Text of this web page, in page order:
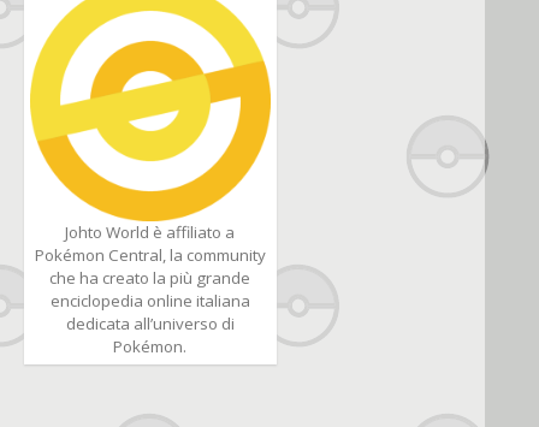
Johto World è affiliato a
Pokémon Central, la community
che ha creato la più grande
enciclopedia online italiana
dedicata all’universo di
Pokémon.